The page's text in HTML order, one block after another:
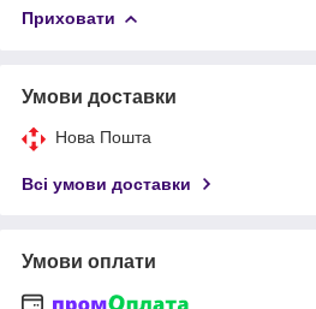
Приховати
Умови доставки
Нова Пошта
Всі умови доставки
Умови оплати